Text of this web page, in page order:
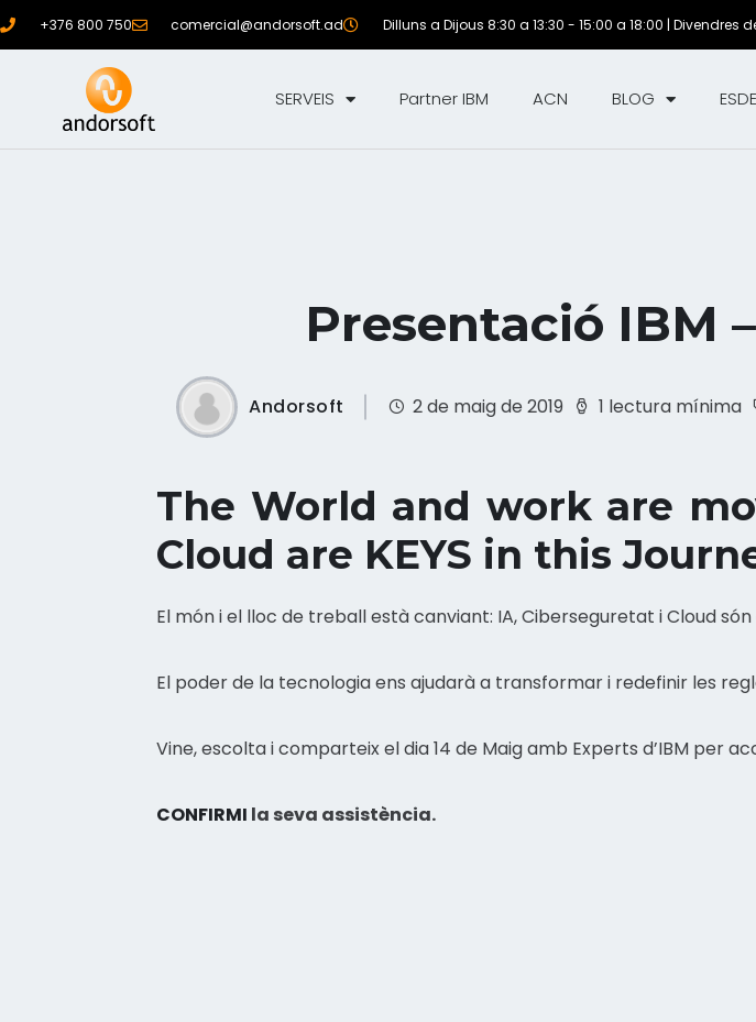
+376 800 750 comercial@andorsoft.ad Dilluns a Dijous 8:30 a 13:30 - 15:00 a 18:00 | Divendres
SERVEIS Partner IBM ACN BLOG
Presentació IBM
Andorsoft 2 de maig de 2019 1 lectura mínima
The World and work are
Cloud are KEYS in this
El món i el lloc de treball està canviant: IA, Ciberseguretat i Cloud
El poder de la tecnologia ens ajudarà a transformar i redefinir les
Vine, escolta i comparteix el dia 14 de Maig amb Experts d’IBM per
CONFIRMI la seva assistència.